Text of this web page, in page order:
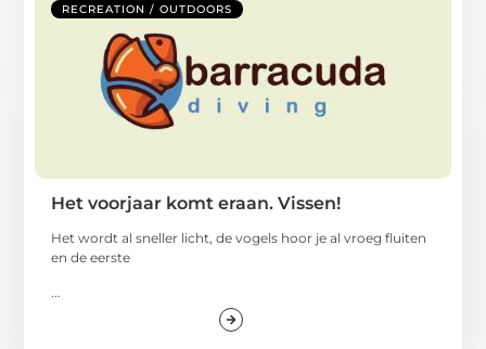
RECREATION / OUTDOORS
Het voorjaar komt eraan. Vissen!
Het wordt al sneller licht, de vogels hoor je al vroeg fluiten
en de eerste
...